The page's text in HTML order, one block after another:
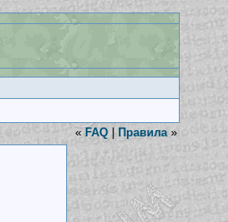
« FAQ | Правила »